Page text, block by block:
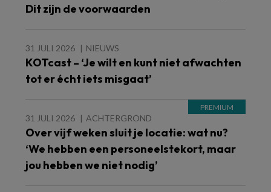
Dit zijn de voorwaarden
31 JULI 2026 NIEUWS
KOTcast – ‘Je wilt en kunt niet afwachten
tot er écht iets misgaat’
31 JULI 2026 ACHTERGROND
Over vijf weken sluit je locatie: wat nu?
‘We hebben een personeelstekort, maar
jou hebben we niet nodig’